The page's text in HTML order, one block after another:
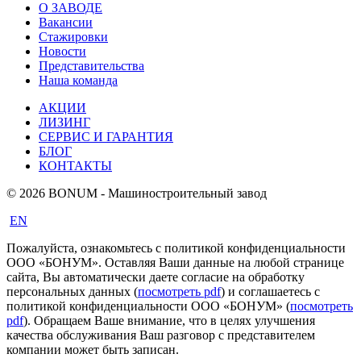
О ЗАВОДЕ
Вакансии
Стажировки
Новости
Представительства
Наша команда
АКЦИИ
ЛИЗИНГ
СЕРВИС И ГАРАНТИЯ
БЛОГ
КОНТАКТЫ
© 2026 BONUM - Машиностроительный завод
EN
Пожалуйста, ознакомьтесь с политикой конфиденциальности
ООО «БОНУМ». Оставляя Ваши данные на любой странице
сайта, Вы автоматически даете согласие на обработку
персональных данных (посмотреть pdf) и соглашаетесь с
политикой конфиденциальности ООО «БОНУМ» (посмотреть
pdf). Обращаем Ваше внимание, что в целях улучшения
качества обслуживания Ваш разговор с представителем
компании может быть записан.